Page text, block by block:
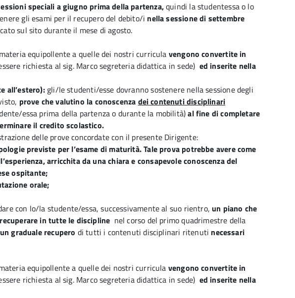
speciali a giugno prima della partenza,quindi la studentessa o lo
gli esami per il recupero del debito/i nella sessione di settembre
sul sito durante il mese di agosto.
equipollente a quelle dei nostri curricula vengono convertite in
richiesta al sig. Marco segreteria didattica in sede) ed inserite nella
all’estero): gli/le studenti/esse dovranno sostenere nella sessione degli
prove che valutino la conoscenza dei contenuti disciplinari
essa prima della partenza o durante la mobilità)al fine di completare
il credito scolastico.
delle prove concordate con il presente Dirigente:
previste per l’esame di maturità. Tale prova potrebbe avere come
arricchita da una chiara e consapevole conoscenza del
ospitante;
orale;
con lo/la studente/essa, successivamente al suo rientro, un piano che
in tutte le discipline nel corso del primo quadrimestre della
graduale recupero di tutti i contenuti disciplinari ritenuti necessari
equipollente a quelle dei nostri curricula vengono convertite in
richiesta al sig. Marco segreteria didattica in sede) ed inserite nella